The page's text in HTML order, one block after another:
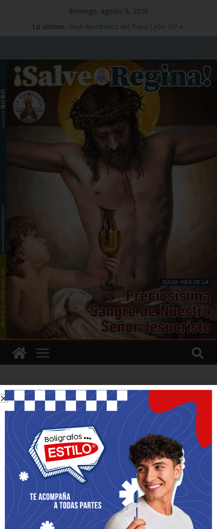
domingo, agosto 9, 2026
Lo último:
Mensaje #97
Viaje Apostólico del Papa León XIV a
Santo Tomás Apóstol – 3 de julio
San Benito abad – 11 de julio
Tienda